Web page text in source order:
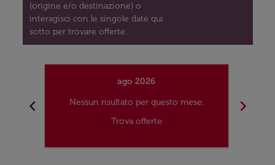
(origine e/o destinazione) o
interagisci con le singole date qui
sotto per trovare offerte.
chevron_left
ago 2026
Nessun risultato per questo mese.
Trova offerte
chevron_right